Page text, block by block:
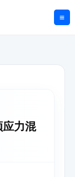
应力混